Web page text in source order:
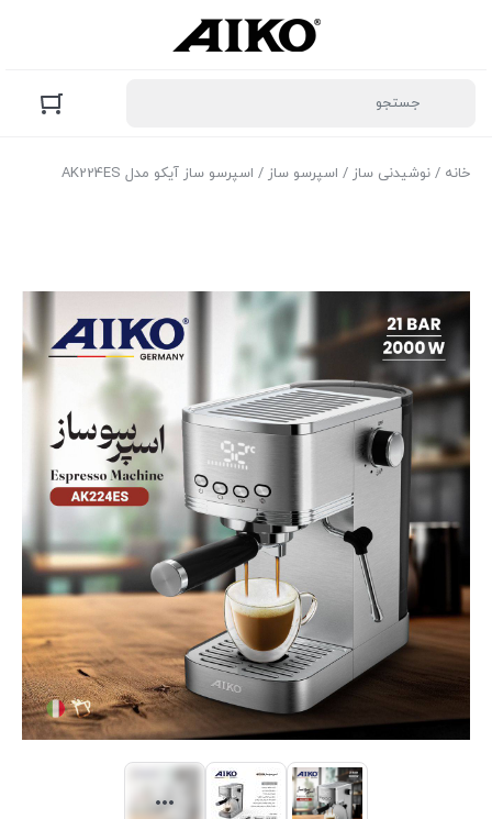
خانه / نوشیدنی ساز / اسپرسو ساز / اسپرسو ساز آیکو مدل AK224ES